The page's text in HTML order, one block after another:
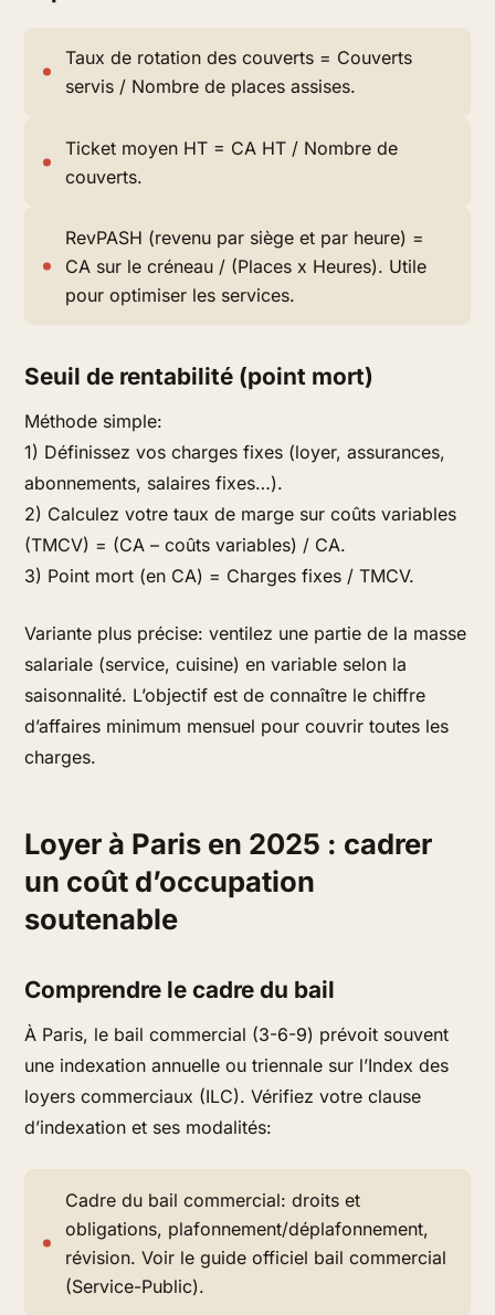
Taux de rotation des couverts = Couverts
servis / Nombre de places assises.
Ticket moyen HT = CA HT / Nombre de
couverts.
RevPASH (revenu par siège et par heure) =
CA sur le créneau / (Places x Heures). Utile
pour optimiser les services.
Seuil de rentabilité (point mort)
Méthode simple:
1) Définissez vos charges fixes (loyer, assurances,
abonnements, salaires fixes…).
2) Calculez votre taux de marge sur coûts variables
(TMCV) = (CA – coûts variables) / CA.
3) Point mort (en CA) = Charges fixes / TMCV.
Variante plus précise: ventilez une partie de la masse
salariale (service, cuisine) en variable selon la
saisonnalité. L’objectif est de connaître le chiffre
d’affaires minimum mensuel pour couvrir toutes les
charges.
Loyer à Paris en 2025 : cadrer
un coût d’occupation
soutenable
Comprendre le cadre du bail
À Paris, le bail commercial (3-6-9) prévoit souvent
une indexation annuelle ou triennale sur l’Index des
loyers commerciaux (ILC). Vérifiez votre clause
d’indexation et ses modalités:
Cadre du bail commercial: droits et
obligations, plafonnement/déplafonnement,
révision. Voir le guide officiel bail commercial
(Service-Public).